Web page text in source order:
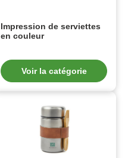
Impression de serviettes
en couleur
Voir la catégorie